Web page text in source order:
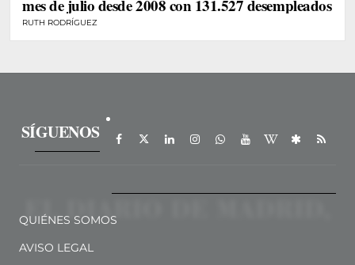
mes de julio desde 2008 con 131.527 desempleados
RUTH RODRÍGUEZ
SÍGUENOS
QUIÉNES SOMOS
AVISO LEGAL